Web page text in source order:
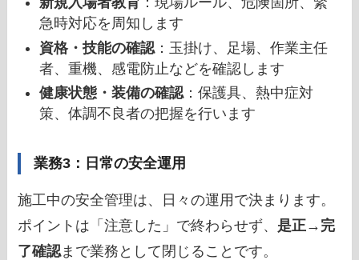
急時対応を周知します
資格・技能の確認 ：玉掛け、足場、作業主任
者、重機、感電防止などを確認します
健康状態・装備の確認：保護具、熱中症対
策、体調不良者の把握を行います
業務3：日常の安全運用
施工中の安全管理は、日々の運用で決まります。
ポイントは「注意した」で終わらせず、 是正→完
了確認まで業務として閉じることです。